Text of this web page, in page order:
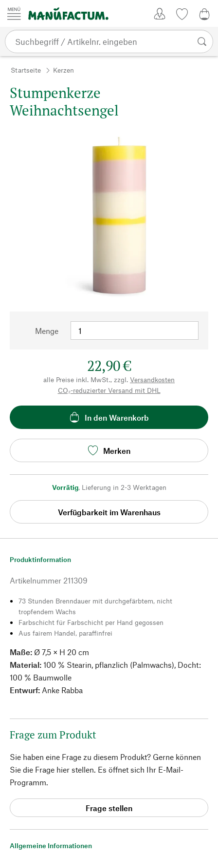
Zum Inhalt springen
Startseite Kerzen
Stumpenkerze
Weihnachtsengel
Menge
22,90 €
alle Preise inkl. MwSt., zzgl. Versandkosten
CO₂-reduzierter Versand mit DHL
In den Warenkorb
Merken
Vorrätig, Lieferung in 2-3 Werktagen
Verfügbarkeit im Warenhaus
Allgemeine Informationen
Produktinformation
Artikelnummer 211309
73 Stunden Brenndauer mit durchgefärbtem, nicht
tropfendem Wachs
Farbschicht für Farbschicht per Hand gegossen
Aus fairem Handel, paraffinfrei
Maße: Ø 7,5 × H 20 cm
Material: 100 % Stearin, pflanzlich (Palmwachs), Docht:
100 % Baumwolle
Entwurf: Anke Rabba
Frage zum Produkt
Sie haben eine Frage zu diesem Produkt? Gerne können
Sie die Frage hier stellen. Es öffnet sich Ihr E-Mail-
Programm.
Frage stellen